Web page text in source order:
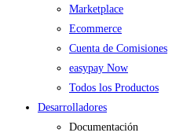
Marketplace
Ecommerce
Cuenta de Comisiones
easypay Now
Todos los Productos
Desarrolladores
Documentación